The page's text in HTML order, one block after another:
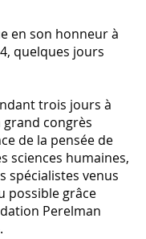
en son honneur à
quelques jours
trois jours à
congrès
de la pensée de
sciences humaines,
spécialistes venus
possible grâce
Perelman